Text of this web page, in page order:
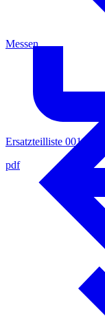
Ersatzteilliste 0011524
pdf
Messen